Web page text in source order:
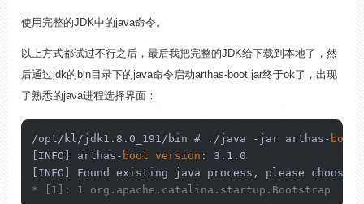
使用完整的JDK中的java命令。
以上方式都试过不行之后，最后我把完整的JDK给下载到本地了，然
后通过jdk的bin目录下的java命令启动arthas-boot.jar终于ok了，出现
了熟悉的java进程选择界面：
/opt/kl/jdk1.8.0_191/bin # ./java -jar arthas- boot
[INFO] arthas- boot version : 3.1.0
[INFO] Found existing java process, please choose
* [1]: 1 org.apache.catalina.startup.Bootstrap